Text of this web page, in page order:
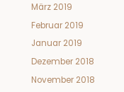
März 2019
Februar 2019
Januar 2019
Dezember 2018
November 2018